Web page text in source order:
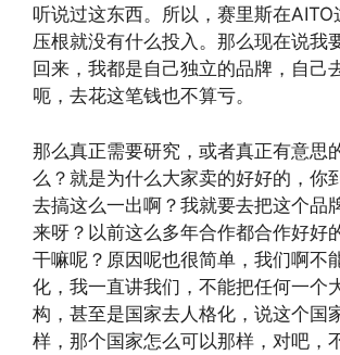
听说过这东西。所以，赛里斯在AITO
压根就没有什么投入。那么现在说我
回来，我都是自己独立的品牌，自己
呃，去花这笔钱也不算亏。
那么真正需要研究，或者真正有意思
么？就是为什么大家卖的好好的，你
去搞这么一出啊？我就要去把这个品
来呀？以前这么多年合作都合作好好
干嘛呢？原因呢也很简单，我们啊不
化，我一直讲我们，不能把任何一个
构，甚至是国家去人格化，说这个国
样，那个国家怎么可以那样，对吧，